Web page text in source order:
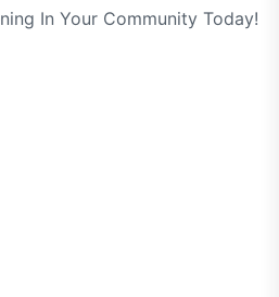
In Your Community Today!